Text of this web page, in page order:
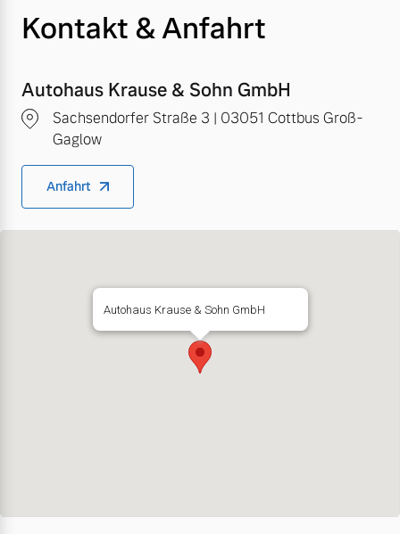
Kontakt & Anfahrt
Autohaus Krause & Sohn GmbH
Sachsendorfer Straße 3 | 03051 Cottbus Groß-
Gaglow
Anfahrt
Autohaus Krause & Sohn GmbH